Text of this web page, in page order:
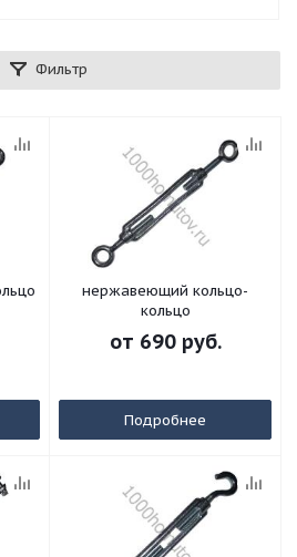
Фильтр
нержавеющий кольцо-
кольцо
от 690 руб.
Подробнее